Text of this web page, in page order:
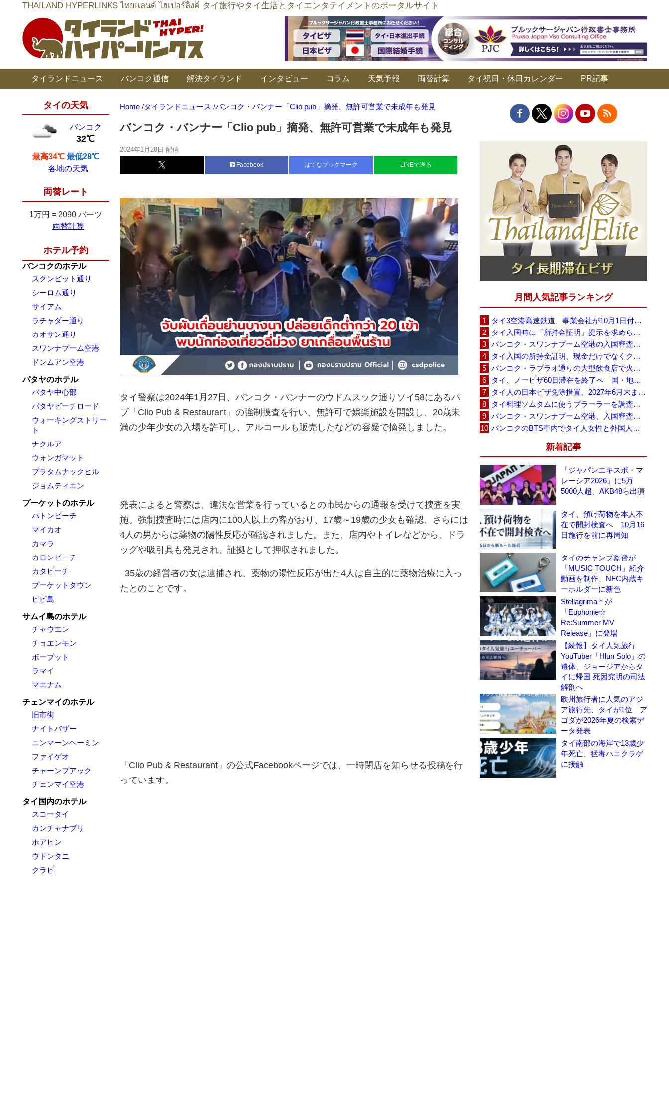
THAILAND HYPERLINKS ไทยแลนด์ ไฮเปอร์ลิงค์ タイ旅行やタイ生活とタイエンタテイメントのポータルサイト
タイランドニュース バンコク通信 解決タイランド インタビュー コラム 天気予報 両替計算 タイ祝日・休日カレンダー PR記事
タイの天気
バンコク
32℃
最高34℃ 最低28℃
各地の天気
両替レート
1万円 = 2090 バーツ
両替計算
ホテル予約
バンコクのホテル
スクンビット通り
シーロム通り
サイアム
ラチャダー通り
カオサン通り
スワンナプーム空港
ドンムアン空港
パタヤのホテル
パタヤ中心部
パタヤビーチロード
ウォーキングストリー
ト
ナクルア
ウォンガマット
プラタムナックヒル
ジョムティエン
プーケットのホテル
パトンビーチ
マイカオ
カマラ
カロンビーチ
カタビーチ
プーケットタウン
ピピ島
サムイ島のホテル
チャウエン
チョエンモン
ボープット
ラマイ
マエナム
チェンマイのホテル
旧市街
ナイトバザー
ニンマーンヘーミン
ファイゲオ
チャーンプアック
チェンマイ空港
タイ国内のホテル
スコータイ
カンチャナブリ
ホアヒン
ウドンタニ
クラビ
Home /タイランドニュース /バンコク・バンナー「Clio pub」摘発、無許可営業で未成年も発見
バンコク・バンナー「Clio pub」摘発、無許可営業で未成年も発見
2024年1月28日 配信
Facebook はてなブックマーク LINEで送る
タイ警察は2024年1月27日、バンコク・バンナーのウドムスック通りソイ58にあるパ
ブ「Clio Pub & Restaurant」の強制捜査を行い、無許可で娯楽施設を開設し、20歳未
満の少年少女の入場を許可し、アルコールも販売したなどの容疑で摘発しました。
発表によると警察は、違法な営業を行っているとの市民からの通報を受けて捜査を実
施。強制捜査時には店内に100人以上の客がおり、17歳～19歳の少女も確認、さらには
4人の男からは薬物の陽性反応が確認されました。また、店内やトイレなどから、ドラ
ッグや吸引具も発見され、証拠として押収されました。
35歳の経営者の女は逮捕され、薬物の陽性反応が出た4人は自主的に薬物治療に入っ
たとのことです。
「Clio Pub & Restaurant」の公式Facebookページでは、一時閉店を知らせる投稿を行
っています。
月間人気記事ランキング
タイ3空港高速鉄道、事業会社が10月1日付の契約終了を通知 「現時点での撤退決定ではない」
タイ入国時に「所持金証明」提示を求められる場合も、タイ政府観光庁が外国人旅行者に再周知
バンコク・スワンナプーム空港の入国審査に長蛇の列、SNSで「3～4時間待ち」との投稿が拡散
タイ入国の所持金証明、現金だけでなくクレジットカードや銀行明細も提示可能
バンコク・ラプラオ通りの大型飲食店で火災、27人死亡・多数負傷
タイ、ノービザ60日滞在を終了へ 国・地域別に30日・15日へ再編
タイ人の日本ビザ免除措置、2027年6月末まで延長 不安広がる中でひとまず安堵
タイ料理ソムタムに使うプラーラーを調査へ、大学新入生4,233人が肝吸虫感染
バンコク・スワンナプーム空港、入国審査で2～3時間待ちの時間帯も 審査厳格化と人員不足が影響か
バンコクのBTS車内でタイ人女性と外国人学生グループが口論、騒音めぐる動画が拡散
新着記事
「ジャパンエキスポ・マ
レーシア2026」に5万
5000人超、AKB48ら出演
タイ、預け荷物を本人不
在で開封検査へ 10月16
日施行を前に再周知
タイのチャンプ監督が
「MUSIC TOUCH」紹介
動画を制作、NFC内蔵キ
ーホルダーに新色
Stellagrima＊が
「Euphonie☆
Re:Summer MV
Release」に登場
【続報】タイ人気旅行
YouTuber「Hlun Solo」の
遺体、ジョージアからタ
イに帰国 死因究明の司法
解剖へ
欧州旅行者に人気のアジ
ア旅行先、タイが1位 ア
ゴダが2026年夏の検索デ
ータ発表
タイ南部の海岸で13歳少
年死亡、猛毒ハコクラゲ
に接触